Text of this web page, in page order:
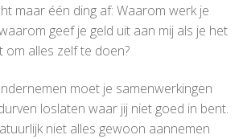
maar één ding af: Waarom werk je
geef je geld uit aan mij als je het
alles zelf te doen?
moet je samenwerkingen
loslaten waar jij niet goed in bent.
niet alles gewoon aannemen